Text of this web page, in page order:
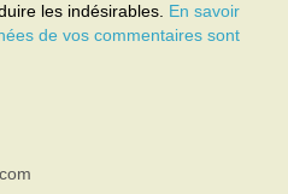
les indésirables. En savoir
de vos commentaires sont